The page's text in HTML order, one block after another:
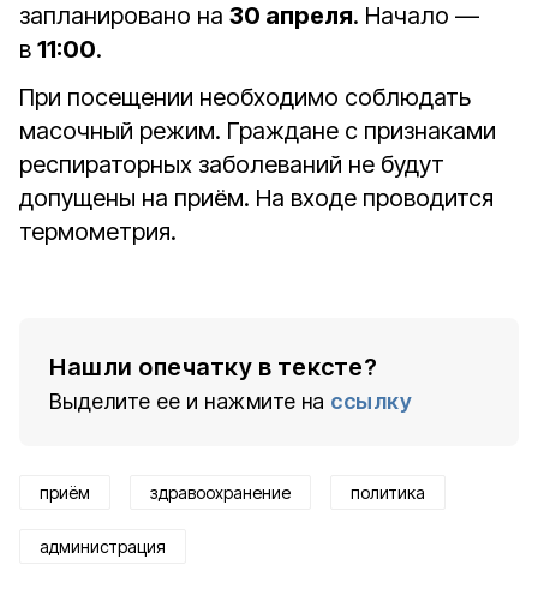
запланировано на 30 апреля. Начало —
в 11:00.
При посещении необходимо соблюдать
масочный режим. Граждане с признаками
респираторных заболеваний не будут
допущены на приём. На входе проводится
термометрия.
Нашли опечатку в тексте?
Выделите ее и нажмите на ссылку
приём здравоохранение политика
администрация